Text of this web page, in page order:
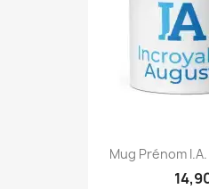
Mug Prénom